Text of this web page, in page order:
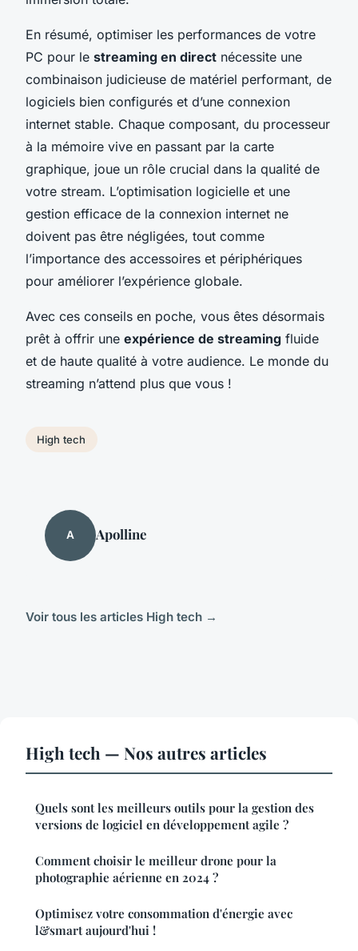
En résumé, optimiser les performances de votre
PC pour le streaming en direct nécessite une
combinaison judicieuse de matériel performant, de
logiciels bien configurés et d’une connexion
internet stable. Chaque composant, du processeur
à la mémoire vive en passant par la carte
graphique, joue un rôle crucial dans la qualité de
votre stream. L’optimisation logicielle et une
gestion efficace de la connexion internet ne
doivent pas être négligées, tout comme
l’importance des accessoires et périphériques
pour améliorer l’expérience globale.
Avec ces conseils en poche, vous êtes désormais
prêt à offrir une expérience de streaming fluide
et de haute qualité à votre audience. Le monde du
streaming n’attend plus que vous !
High tech
A Apolline
Voir tous les articles High tech →
High tech — Nos autres articles
Quels sont les meilleurs outils pour la gestion des
versions de logiciel en développement agile ?
Comment choisir le meilleur drone pour la
photographie aérienne en 2024 ?
Optimisez votre consommation d'énergie avec
l&smart aujourd'hui !